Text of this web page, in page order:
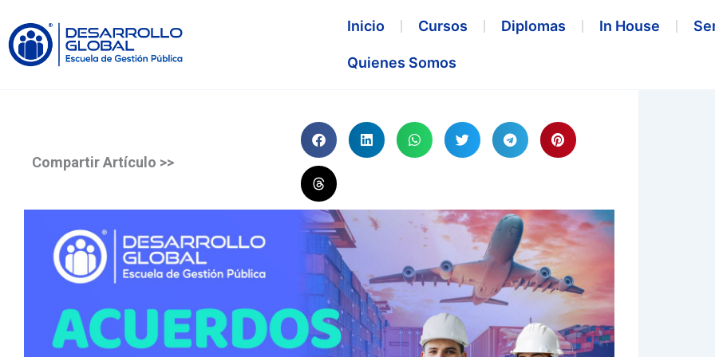
Inicio Cursos Diplomas In House
Quienes Somos
Compartir Artículo >>